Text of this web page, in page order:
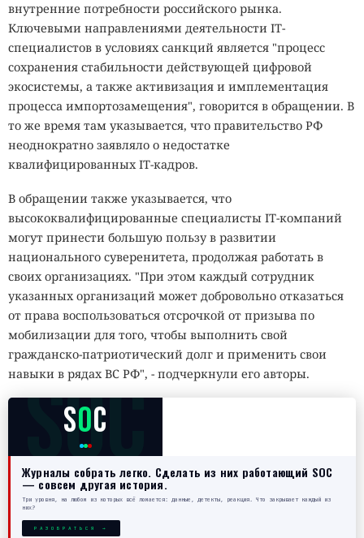
внутренние потребности российского рынка.
Ключевыми направлениями деятельности IТ-
специалистов в условиях санкций является "процесс
сохранения стабильности действующей цифровой
экосистемы, а также активизация и имплементация
процесса импортозамещения", говорится в обращении. В
то же время там указывается, что правительство РФ
неоднократно заявляло о недостатке
квалифицированных IТ-кадров.
В обращении также указывается, что
высококвалифицированные специалисты IТ-компаний
могут принести большую пользу в развитии
национального суверенитета, продолжая работать в
своих организациях. "При этом каждый сотрудник
указанных организаций может добровольно отказаться
от права воспользоваться отсрочкой от призыва по
мобилизации для того, чтобы выполнить свой
гражданско-патриотический долг и применить свои
навыки в рядах ВС РФ", - подчеркнули его авторы.
SOC
SOC
Журналы собрать легко. Сделать из них работающий SOC
— совсем другая история.
Три уровня, на любом из которых всё ломается: данные, детекты, реакция. Что закрывает каждый из
них?
РАЗОБРАТЬСЯ →